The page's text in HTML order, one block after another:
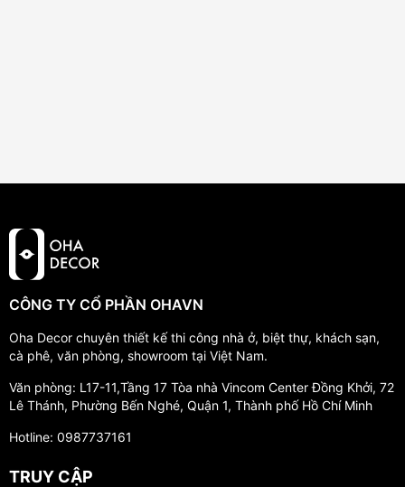
CÔNG TY CỔ PHẦN OHAVN
Oha Decor chuyên thiết kế thi công nhà ở, biệt thự, khách sạn,
cà phê, văn phòng, showroom tại Việt Nam.
Văn phòng: L17-11,Tầng 17 Tòa nhà Vincom Center Đồng Khởi, 72
Lê Thánh, Phường Bến Nghé, Quận 1, Thành phố Hồ Chí Minh
Hotline: 0987737161
TRUY CẬP